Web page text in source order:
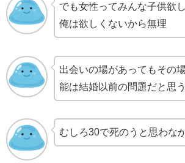
でも女性ってみんな子供欲
俺は欲しくないから無理
出会いの場があってもその
能は結婚以前の問題だと思
むしろ30で死のうと思わな